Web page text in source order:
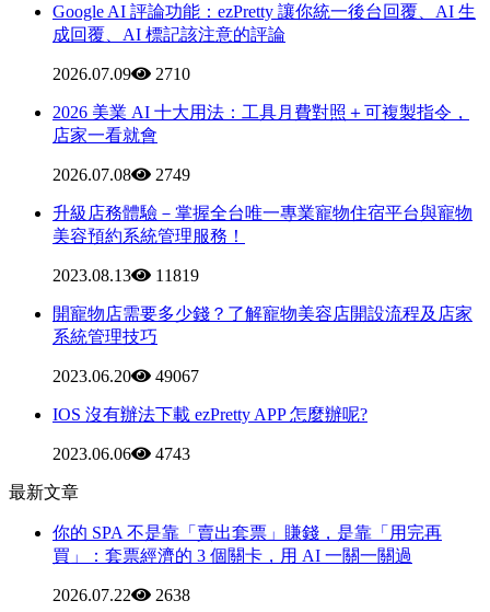
Google AI 評論功能：ezPretty 讓你統一後台回覆、AI 生
成回覆、AI 標記該注意的評論
2026.07.09 2710
2026 美業 AI 十大用法：工具月費對照＋可複製指令，
店家一看就會
2026.07.08 2749
升級店務體驗－掌握全台唯一專業寵物住宿平台與寵物
美容預約系統管理服務！
2023.08.13 11819
開寵物店需要多少錢？了解寵物美容店開設流程及店家
系統管理技巧
2023.06.20 49067
IOS 沒有辦法下載 ezPretty APP 怎麼辦呢?
2023.06.06 4743
最新文章
你的 SPA 不是靠「賣出套票」賺錢，是靠「用完再
買」：套票經濟的 3 個關卡，用 AI 一關一關過
2026.07.22 2638